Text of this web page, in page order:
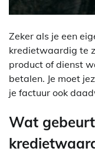
Zeker als je een
kredietwaardig te
product of dienst
betalen. Je moet
je factuur ook
Wat